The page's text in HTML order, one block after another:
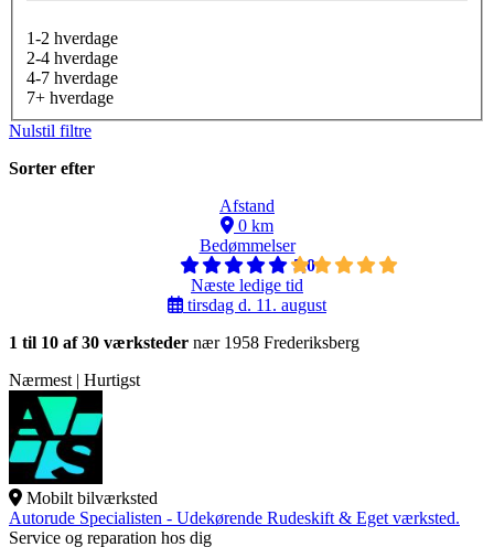
1-2 hverdage
2-4 hverdage
4-7 hverdage
7+ hverdage
Nulstil filtre
Sorter efter
Afstand
0 km
Bedømmelser
5,0
Næste ledige tid
tirsdag d. 11. august
1 til 10 af 30 værksteder nær 1958 Frederiksberg
Nærmest | Hurtigst
Mobilt bilværksted
Autorude Specialisten - Udekørende Rudeskift & Eget værksted.
Service og reparation hos dig